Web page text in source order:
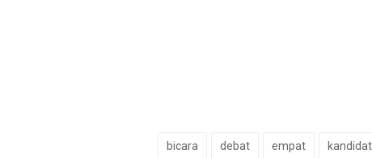
bicara debat empat kandidat